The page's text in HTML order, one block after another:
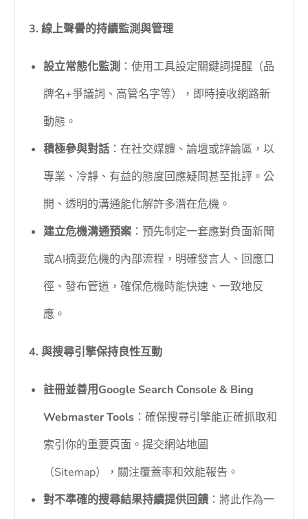
3. 線上聲譽的持續監測與管理
設立常態化監測 ：使用工具設定關鍵詞提醒（品
牌名+爭議詞、高管名字等），即時接收網路新
動態。
積極參與對話 ：在社交媒體、論壇或評論區，以
專業、冷靜、有益的態度回應疑問甚至批評。公
開、透明的溝通能化解許多潛在危機。
建立危機溝通預案 ：預先制定一套應對負面新聞
或AI摘要危機的內部流程，明確發言人、回應口
徑、發布管道，確保危機時能快速、一致地反
應。
4. 與搜尋引擎保持良性互動
註冊並善用Google Search Console & Bing
Webmaster Tools ：確保搜尋引擎能正確抓取和
索引你的重要頁面。提交網站地圖
（Sitemap），關注覆蓋率和效能報告。
對不準確的搜尋結果持續提供回饋 ：將此作為一